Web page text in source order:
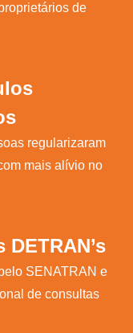
de
regularizaram
mais alívio no
SENATRAN e
de consultas